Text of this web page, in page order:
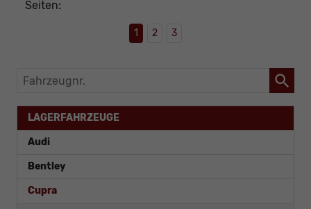
Seiten:
1 2 3
Fahrzeugnr.
LAGERFAHRZEUGE
Audi
Bentley
Cupra